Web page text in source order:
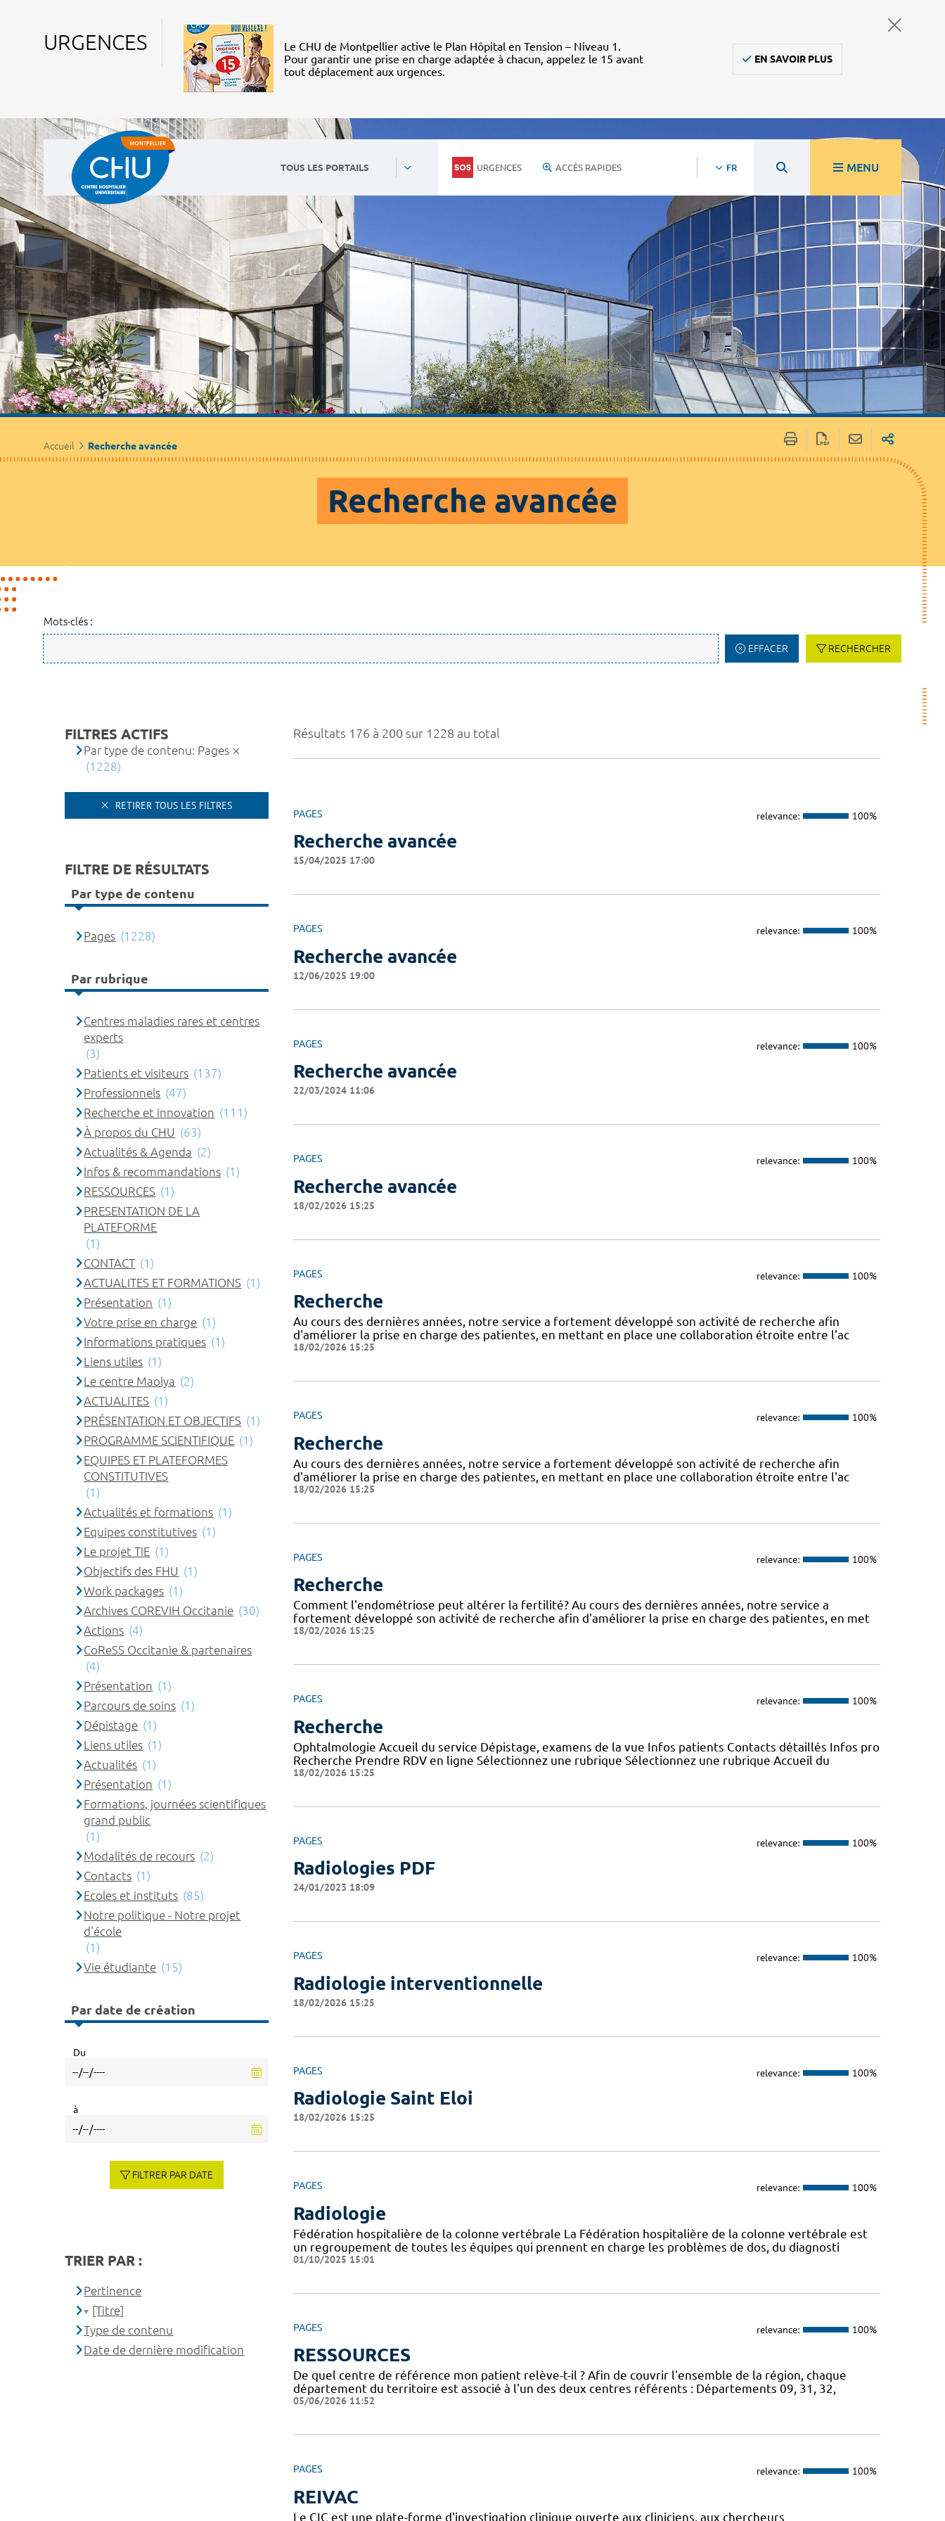
URGENCES
Le CHU de Montpellier active le Plan Hôpital en Tension – Niveau 1.
Pour garantir une prise en charge adaptée à chacun, appelez le 15 avant
tout déplacement aux urgences.
EN SAVOIR PLUS
TOUS LES PORTAILS URGENCES ACCÈS RAPIDES FR MENU
Accueil Recherche avancée
Recherche avancée
Mots-clés :
EFFACER RECHERCHER
Résultats 176 à 200 sur 1228 au total
PAGES relevance: 100%
Recherche avancée
15/04/2025 17:00
PAGES relevance: 100%
Recherche avancée
12/06/2025 19:00
PAGES relevance: 100%
Recherche avancée
22/03/2024 11:06
PAGES relevance: 100%
Recherche avancée
18/02/2026 15:25
PAGES relevance: 100%
Recherche
Au cours des dernières années, notre service a fortement développé son activité de recherche afin
d'améliorer la prise en charge des patientes, en mettant en place une collaboration étroite entre l'ac
18/02/2026 15:25
PAGES relevance: 100%
Recherche
Au cours des dernières années, notre service a fortement développé son activité de recherche afin
d'améliorer la prise en charge des patientes, en mettant en place une collaboration étroite entre l'ac
18/02/2026 15:25
PAGES relevance: 100%
Recherche
Comment l'endométriose peut altérer la fertilité? Au cours des dernières années, notre service a
fortement développé son activité de recherche afin d'améliorer la prise en charge des patientes, en met
18/02/2026 15:25
PAGES relevance: 100%
Recherche
Ophtalmologie Accueil du service Dépistage, examens de la vue Infos patients Contacts détaillés Infos pro
Recherche Prendre RDV en ligne Sélectionnez une rubrique Sélectionnez une rubrique Accueil du
18/02/2026 15:25
PAGES relevance: 100%
Radiologies PDF
24/01/2023 18:09
PAGES relevance: 100%
Radiologie interventionnelle
18/02/2026 15:25
PAGES relevance: 100%
Radiologie Saint Eloi
18/02/2026 15:25
PAGES relevance: 100%
Radiologie
Fédération hospitalière de la colonne vertébrale La Fédération hospitalière de la colonne vertébrale est
un regroupement de toutes les équipes qui prennent en charge les problèmes de dos, du diagnosti
01/10/2025 15:01
PAGES relevance: 100%
RESSOURCES
De quel centre de référence mon patient relève-t-il ? Afin de couvrir l'ensemble de la région, chaque
département du territoire est associé à l'un des deux centres référents : Départements 09, 31, 32,
05/06/2026 11:52
PAGES relevance: 100%
REIVAC
Le CIC est une plate-forme d'investigation clinique ouverte aux cliniciens, aux chercheurs
FILTRES ACTIFS
Par type de contenu: Pages
(1228)
RETIRER TOUS LES FILTRES
FILTRE DE RÉSULTATS
Par type de contenu
Pages (1228)
Par rubrique
Centres maladies rares et centres
experts
(3)
Patients et visiteurs (137)
Professionnels (47)
Recherche et innovation (111)
À propos du CHU (63)
Actualités & Agenda (2)
Infos & recommandations (1)
RESSOURCES (1)
PRESENTATION DE LA
PLATEFORME
(1)
CONTACT (1)
ACTUALITES ET FORMATIONS (1)
Présentation (1)
Votre prise en charge (1)
Informations pratiques (1)
Liens utiles (1)
Le centre Maolya (2)
ACTUALITES (1)
PRÉSENTATION ET OBJECTIFS (1)
PROGRAMME SCIENTIFIQUE (1)
EQUIPES ET PLATEFORMES
CONSTITUTIVES
(1)
Actualités et formations (1)
Equipes constitutives (1)
Le projet TIE (1)
Objectifs des FHU (1)
Work packages (1)
Archives COREVIH Occitanie (30)
Actions (4)
CoReSS Occitanie & partenaires
(4)
Présentation (1)
Parcours de soins (1)
Dépistage (1)
Liens utiles (1)
Actualités (1)
Présentation (1)
Formations, journées scientifiques
grand public
(1)
Modalités de recours (2)
Contacts (1)
Ecoles et instituts (85)
Notre politique - Notre projet
d'école
(1)
Vie étudiante (15)
Par date de création
Du
à
FILTRER PAR DATE
TRIER PAR :
Pertinence
[Titre]
Type de contenu
Date de dernière modification